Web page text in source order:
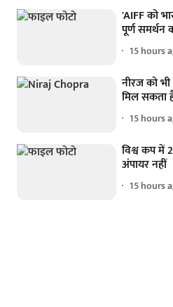
'AIFF को
पूर्ण समर्थन
15 hours
नीरज को
मिल सकता
15 hours
विश्व कप में
अंपायर नहीं
15 hours